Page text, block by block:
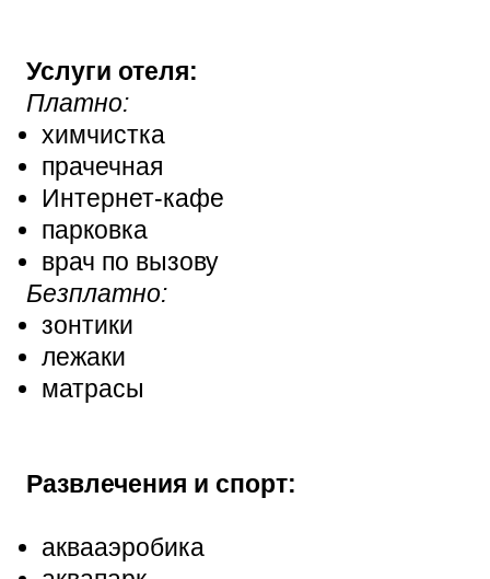
Услуги отеля:
Платно:
химчистка
прачечная
Интернет-кафе
парковка
врач по вызову
Безплатно:
зонтики
лежаки
матрасы
Развлечения и спорт:
аквааэробика